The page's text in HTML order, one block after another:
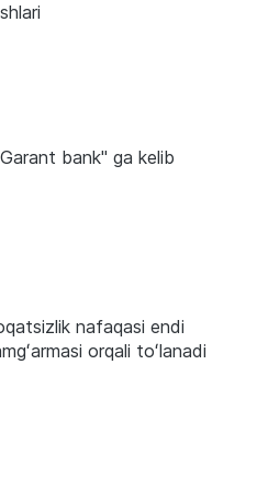
bank" ga kelib
nafaqasi endi
orqali toʻlanadi